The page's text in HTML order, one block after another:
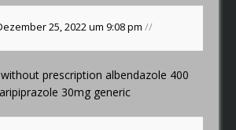
25, 2022 um 9:08 pm//
prescriptionalbendazole 400
30mg generic